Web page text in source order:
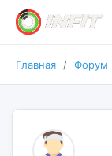
Главная / Форум